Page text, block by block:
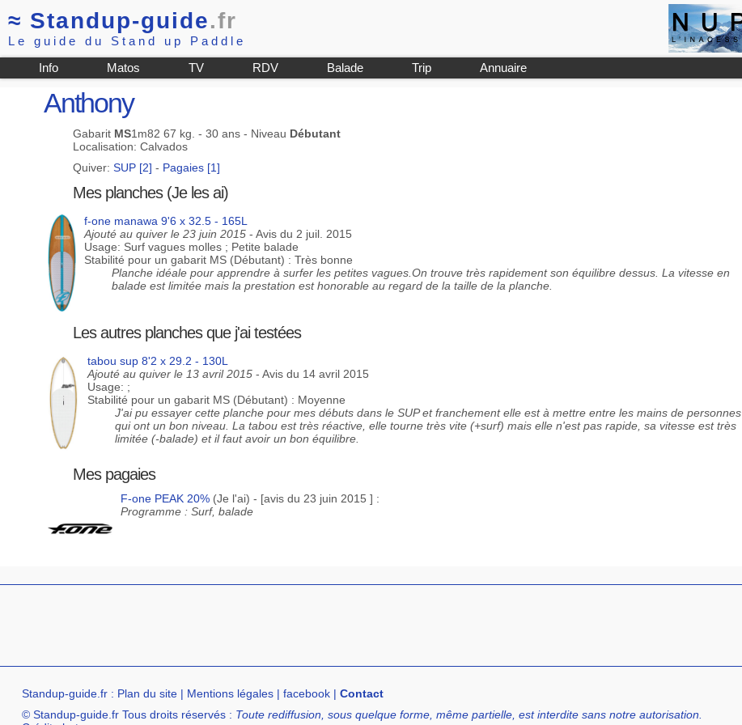
≈ Standup-guide.fr
Le guide du Stand up Paddle
Info Matos TV RDV Balade Trip Annuaire
Anthony
Gabarit MS1m82 67 kg. - 30 ans - Niveau Débutant
Localisation: Calvados
Quiver:SUP [2] - Pagaies [1]
Mes planches (Je les ai)
f-one manawa 9'6 x 32.5 - 165L
Ajouté au quiver le 23 juin 2015 - Avis du 2 juil. 2015
Usage: Surf vagues molles ; Petite balade
Stabilité pour un gabarit MS (Débutant) : Très bonne
Planche idéale pour apprendre à surfer les petites vagues.On trouve très rapidement son équilibre dessus. La vitesse en
balade est limitée mais la prestation est honorable au regard de la taille de la planche.
Les autres planches que j'ai testées
tabou sup 8'2 x 29.2 - 130L
Ajouté au quiver le 13 avril 2015 - Avis du 14 avril 2015
Usage: ;
Stabilité pour un gabarit MS (Débutant) : Moyenne
J'ai pu essayer cette planche pour mes débuts dans le SUP et franchement elle est à mettre entre les mains de personnes
qui ont un bon niveau. La tabou est très réactive, elle tourne très vite (+surf) mais elle n'est pas rapide, sa vitesse est très
limitée (-balade) et il faut avoir un bon équilibre.
Mes pagaies
F-one PEAK 20%(Je l'ai) - [avis du 23 juin 2015 ] :
Programme : Surf, balade
Standup-guide.fr: Plan du site| Mentions légales| facebook| Contact
© Standup-guide.fr Tous droits réservés : Toute rediffusion, sous quelque forme, même partielle, est interdite sans notre autorisation.